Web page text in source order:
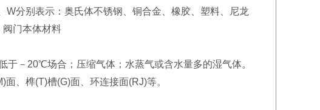
分别表示：奥氏体不锈钢、铜合金、橡胶、塑料、尼龙
阀门本体材料
－20℃场合；压缩气体；水蒸气或含水量多的湿气体。
、榫(T)槽(G)面、环连接面(RJ)等。